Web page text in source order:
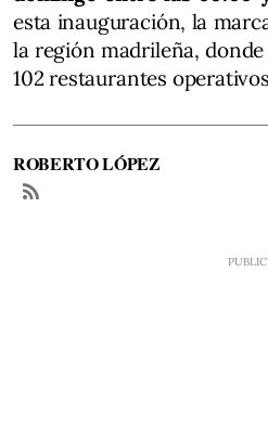
esta inauguración, la
la región madrileña,
102 restaurantes
ROBERTO LÓPEZ